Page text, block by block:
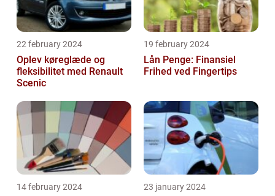
22 february 2024
Oplev køreglæde og
fleksibilitet med Renault
Scenic
19 february 2024
Lån Penge: Finansiel
Frihed ved Fingertips
14 february 2024 23 january 2024